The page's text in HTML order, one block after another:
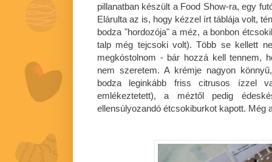
pillanatban készült a Food Show-ra, egy
Elárulta az is, hogy kézzel írt táblája volt,
bodza "hordozója" a méz, a bonbon
talp még tejcsoki volt). Több se kellett
megkóstolnom - bár hozzá kell tennem,
nem szeretem. A krémje nagyon
bodza leginkább friss citrusos ízzel
emlékeztetett), a méztől pedig
ellensúlyozandó étcsokiburkot kapott. Még